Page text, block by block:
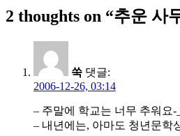
색
2 thoughts on “추운 사
쑥 댓글:
2006-12-26, 03:14
– 주말에 학교는 너무 추워요
– 내년에는, 아마도 청년문학